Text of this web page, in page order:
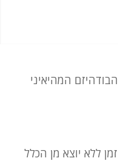
המהיאיני
ללא יוצא מן הכלל